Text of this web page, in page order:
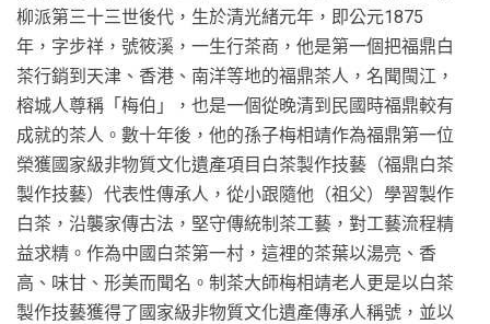
柳派第三十三世後代，生於清光緒元年，即公元1875
年，字步祥，號筱溪，一生行茶商，他是第一個把福鼎白
茶行銷到天津、香港、南洋等地的福鼎茶人，名聞閩江，
榕城人尊稱「梅伯」，也是一個從晚清到民國時福鼎較有
成就的茶人。數十年後，他的孫子梅相靖作為福鼎第一位
榮獲國家級非物質文化遺產項目白茶製作技藝（福鼎白茶
製作技藝）代表性傳承人，從小跟隨他（祖父）學習製作
白茶，沿襲家傳古法，堅守傳統制茶工藝，對工藝流程精
益求精。作為中國白茶第一村，這裡的茶葉以湯亮、香
高、味甘、形美而聞名。制茶大師梅相靖老人更是以白茶
製作技藝獲得了國家級非物質文化遺產傳承人稱號，並以